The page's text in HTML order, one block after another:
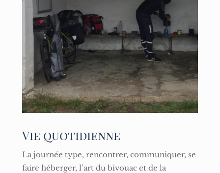
Vie quotidienne
La journée type, rencontrer, communiquer, se
faire héberger, l’art du bivouac et de la